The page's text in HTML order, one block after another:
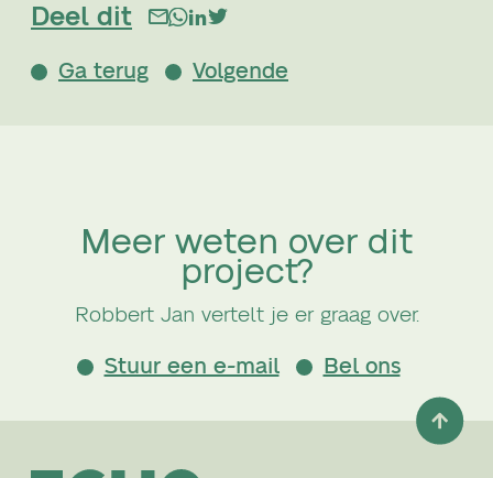
Deel dit
Ga terug Volgende
Meer weten over dit
project?
Robbert Jan vertelt je er graag over.
Stuur een e-mail Bel ons